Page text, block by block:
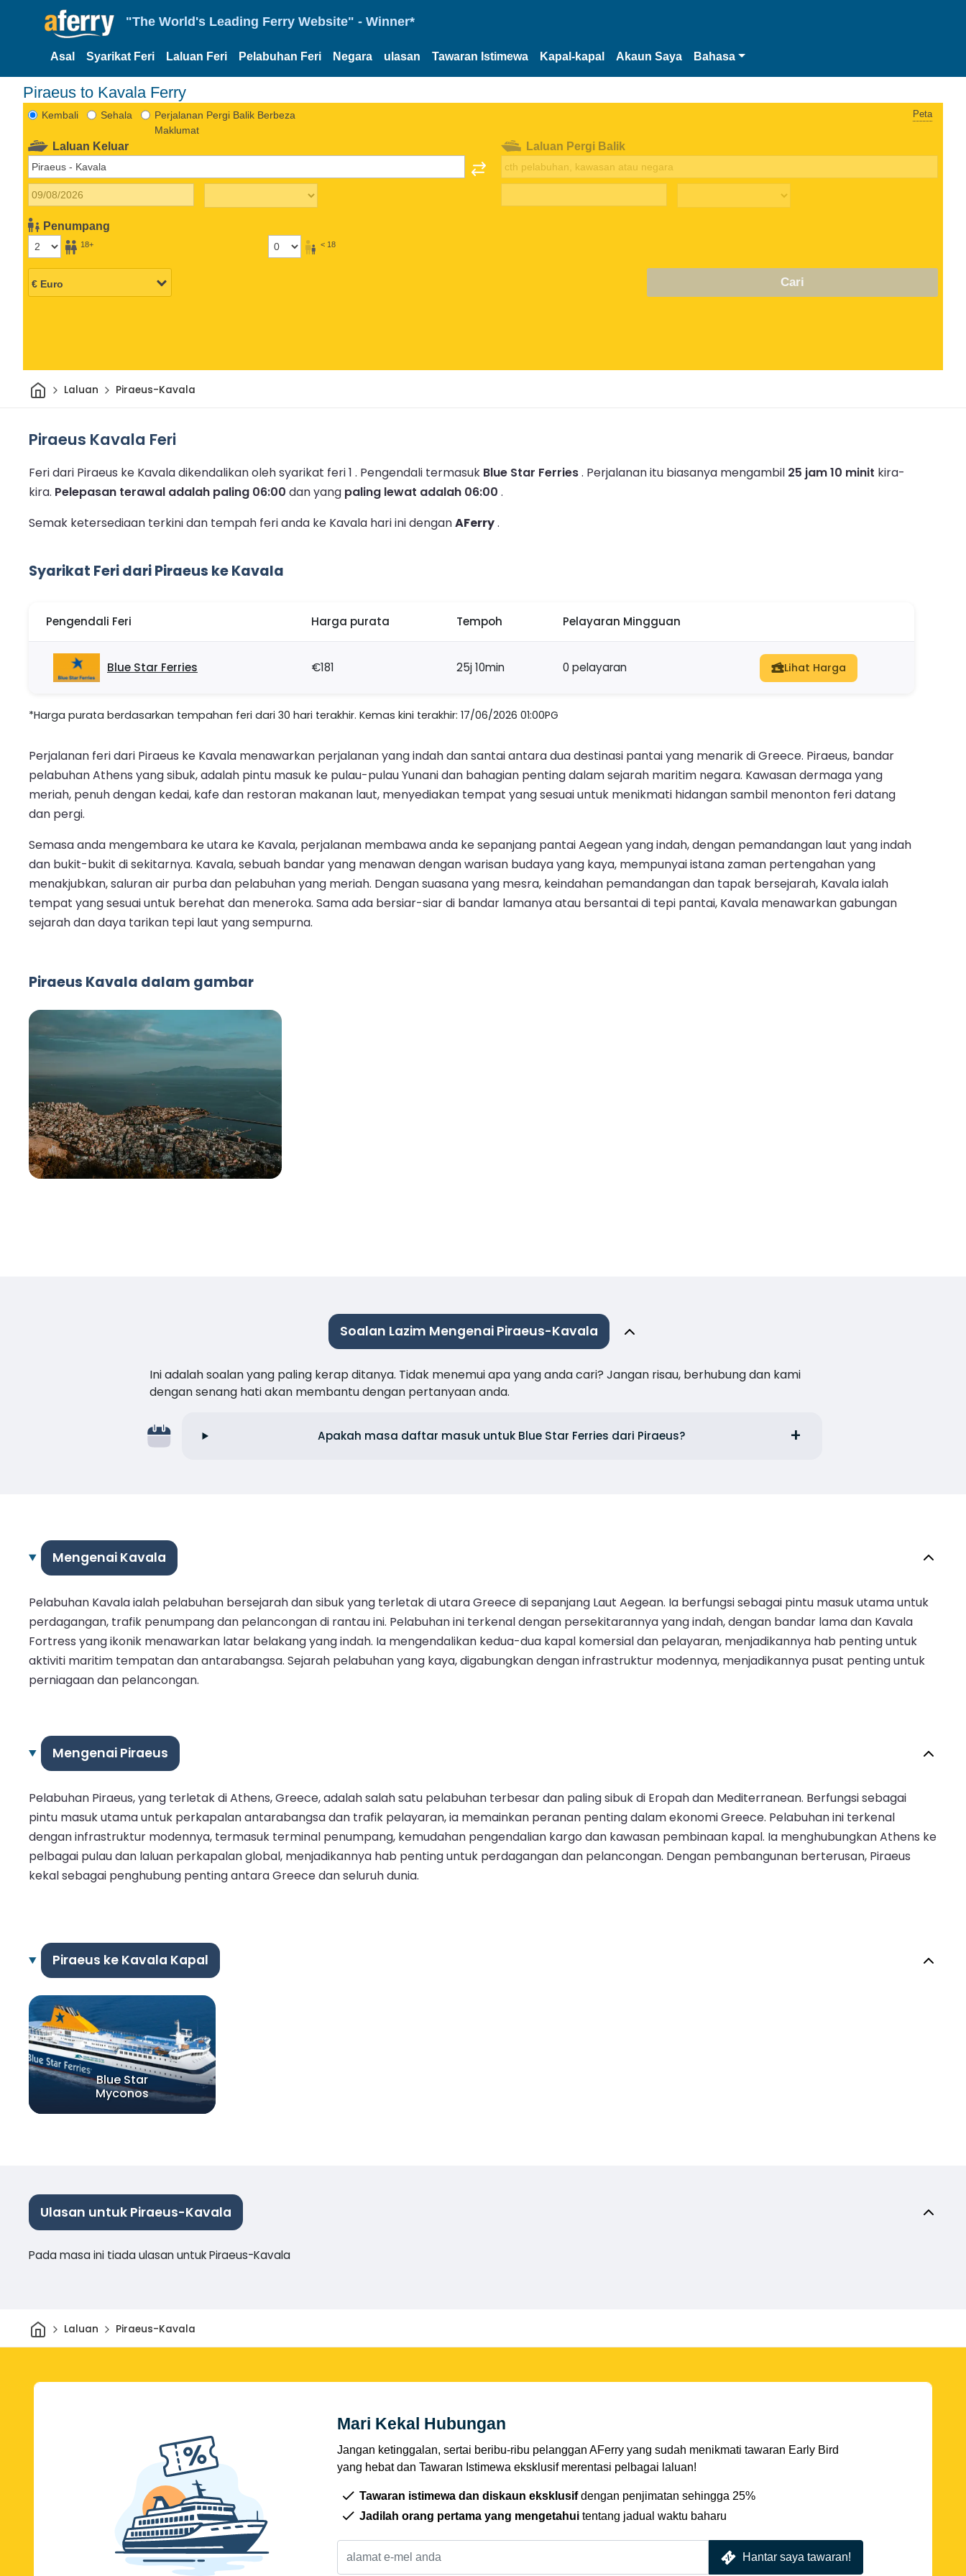
"The World's Leading Ferry Website" - Winner*
Asal Syarikat Feri Laluan Feri Pelabuhan Feri Negara ulasan Tawaran Istimewa Kapal-kapal Akaun Saya Bahasa
Piraeus to Kavala Ferry
Kembali Sehala
Perjalanan Pergi Balik Berbeza
Maklumat
Peta
Laluan Keluar
Penumpang
18+ < 18
Laluan Pergi Balik
Cari
Rumah
Laluan Piraeus-Kavala
Piraeus Kavala Feri
Feri dari Piraeus ke Kavala dikendalikan oleh syarikat feri 1 . Pengendali termasuk Blue Star Ferries. Perjalanan itu biasanya mengambil 25 jam 10 minit kira-
kira. Pelepasan terawal adalah paling 06:00 dan yang paling lewat adalah 06:00 .
Semak ketersediaan terkini dan tempah feri anda ke Kavala hari ini denganAFerry.
Syarikat Feri dari Piraeus ke Kavala
Pengendali Feri Harga purata Tempoh Pelayaran Mingguan
Blue Star Ferries €181 25j 10min 0 pelayaran Lihat Harga
*Harga purata berdasarkan tempahan feri dari 30 hari terakhir. Kemas kini terakhir: 17/06/2026 01:00PG
Perjalanan feri dari Piraeus ke Kavala menawarkan perjalanan yang indah dan santai antara dua destinasi pantai yang menarik di Greece. Piraeus, bandar
pelabuhan Athens yang sibuk, adalah pintu masuk ke pulau-pulau Yunani dan bahagian penting dalam sejarah maritim negara. Kawasan dermaga yang
meriah, penuh dengan kedai, kafe dan restoran makanan laut, menyediakan tempat yang sesuai untuk menikmati hidangan sambil menonton feri datang
dan pergi.
Semasa anda mengembara ke utara ke Kavala, perjalanan membawa anda ke sepanjang pantai Aegean yang indah, dengan pemandangan laut yang indah
dan bukit-bukit di sekitarnya. Kavala, sebuah bandar yang menawan dengan warisan budaya yang kaya, mempunyai istana zaman pertengahan yang
menakjubkan, saluran air purba dan pelabuhan yang meriah. Dengan suasana yang mesra, keindahan pemandangan dan tapak bersejarah, Kavala ialah
tempat yang sesuai untuk berehat dan meneroka. Sama ada bersiar-siar di bandar lamanya atau bersantai di tepi pantai, Kavala menawarkan gabungan
sejarah dan daya tarikan tepi laut yang sempurna.
Piraeus Kavala dalam gambar
Soalan Lazim Mengenai Piraeus-Kavala
Ini adalah soalan yang paling kerap ditanya. Tidak menemui apa yang anda cari? Jangan risau, berhubung dan kami
dengan senang hati akan membantu dengan pertanyaan anda.
Apakah masa daftar masuk untuk Blue Star Ferries dari Piraeus?
Mengenai Kavala
Pelabuhan Kavala ialah pelabuhan bersejarah dan sibuk yang terletak di utara Greece di sepanjang Laut Aegean. Ia berfungsi sebagai pintu masuk utama untuk
perdagangan, trafik penumpang dan pelancongan di rantau ini. Pelabuhan ini terkenal dengan persekitarannya yang indah, dengan bandar lama dan Kavala
Fortress yang ikonik menawarkan latar belakang yang indah. Ia mengendalikan kedua-dua kapal komersial dan pelayaran, menjadikannya hab penting untuk
aktiviti maritim tempatan dan antarabangsa. Sejarah pelabuhan yang kaya, digabungkan dengan infrastruktur modennya, menjadikannya pusat penting untuk
perniagaan dan pelancongan.
Mengenai Piraeus
Pelabuhan Piraeus, yang terletak di Athens, Greece, adalah salah satu pelabuhan terbesar dan paling sibuk di Eropah dan Mediterranean. Berfungsi sebagai
pintu masuk utama untuk perkapalan antarabangsa dan trafik pelayaran, ia memainkan peranan penting dalam ekonomi Greece. Pelabuhan ini terkenal
dengan infrastruktur modennya, termasuk terminal penumpang, kemudahan pengendalian kargo dan kawasan pembinaan kapal. Ia menghubungkan Athens ke
pelbagai pulau dan laluan perkapalan global, menjadikannya hab penting untuk perdagangan dan pelancongan. Dengan pembangunan berterusan, Piraeus
kekal sebagai penghubung penting antara Greece dan seluruh dunia.
Piraeus ke Kavala Kapal
Blue Star
Myconos
Ulasan untuk Piraeus-Kavala
Pada masa ini tiada ulasan untuk Piraeus-Kavala
Rumah
Laluan Piraeus-Kavala
Mari Kekal Hubungan
Jangan ketinggalan, sertai beribu-ribu pelanggan AFerry yang sudah menikmati tawaran Early Bird
yang hebat dan Tawaran Istimewa eksklusif merentasi pelbagai laluan!
Tawaran istimewa dan diskaun eksklusifdengan penjimatan sehingga 25%
Jadilah orang pertama yang mengetahui tentang jadual waktu baharu
Hantar saya tawaran!